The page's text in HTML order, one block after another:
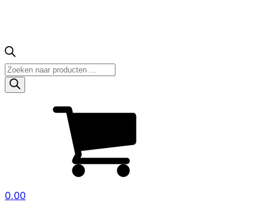
Producten
zoeken
0,00